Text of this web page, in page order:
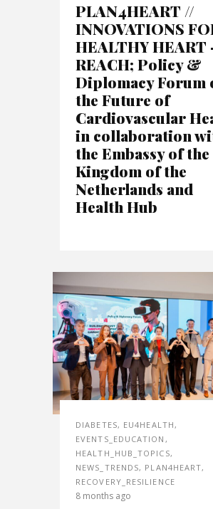
PLAN4HEART //
INNOVATIONS
HEALTHY HEART
REACH; Policy &
Diplomacy Forum
the Future of
Cardiovascular
in collaboration
the Embassy of the
Kingdom of the
Netherlands and
Health Hub
DIABETES, EU4HEALTH ,
EVENTS_EDUCATION ,
HEALTH_HUB_TOPICS,
NEWS_TRENDS, PLAN4HEART,
RECOVERY_RESILIENCE
8 months ago